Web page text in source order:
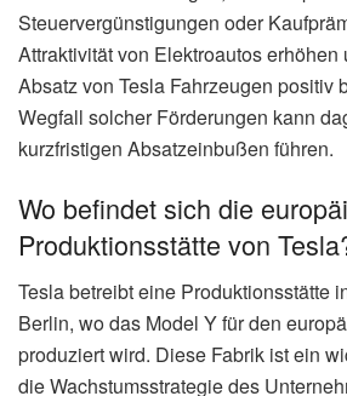
Steuervergünstigungen oder
Attraktivität von Elektroautos erhöhen
Absatz von Tesla Fahrzeugen positiv
Wegfall solcher Förderungen kann
kurzfristigen Absatzeinbußen führen.
Wo befindet sich die
Produktionsstätte von
Tesla betreibt eine Produktionsstätte
Berlin, wo das Model Y für den
produziert wird. Diese Fabrik ist ein
die Wachstumsstrategie des